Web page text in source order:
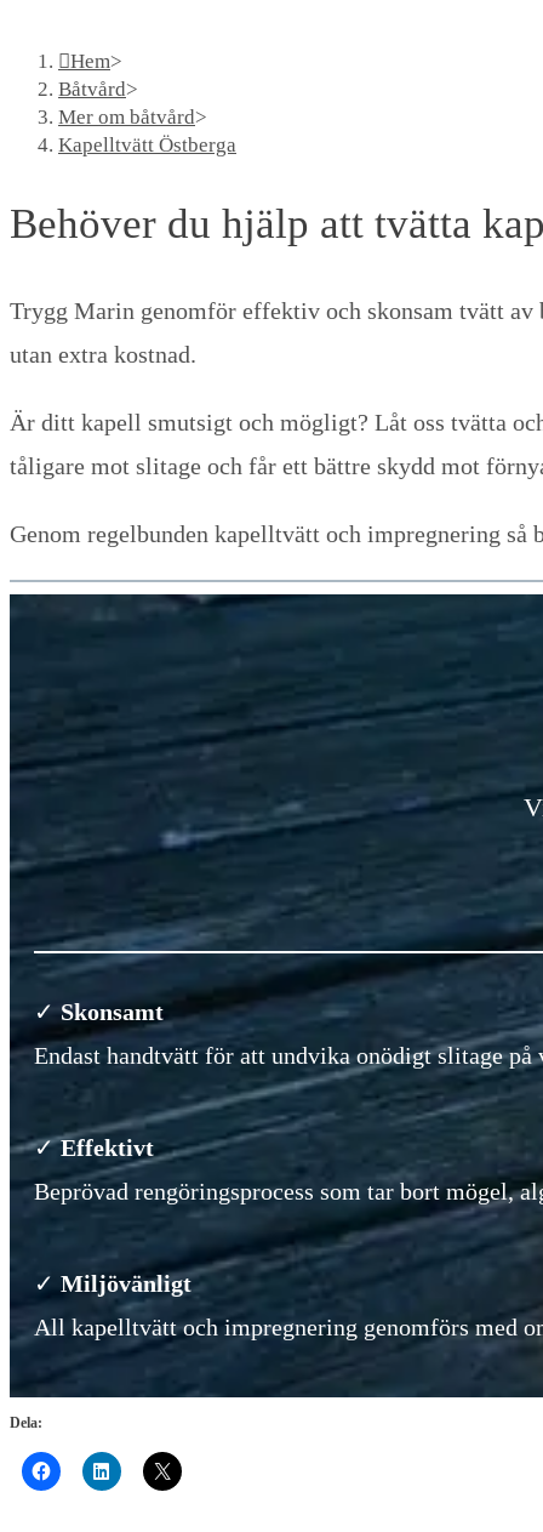
Hem>
Båtvård>
Mer om båtvård>
Kapelltvätt Östberga
Behöver du hjälp att tvätta
Trygg Marin genomför effektiv och skonsam tvätt
utan extra kostnad.
Är ditt kapell smutsigt och mögligt? Låt oss tvätta
tåligare mot slitage och får ett bättre skydd mot
Genom regelbunden kapelltvätt och impregnering
✓Skonsamt
Endast handtvätt för att undvika onödigt slitage på
✓Effektivt
Beprövad rengöringsprocess som tar bort mögel,
✓ Miljövänligt
All kapelltvätt och impregnering genomförs med
Dela: